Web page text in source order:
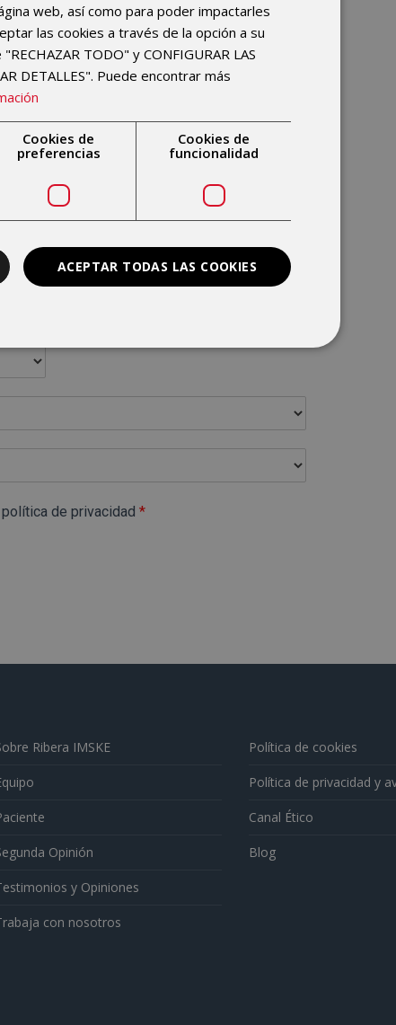
Deportiva
política de privacidad *
Ribera IMSKE
Opinión
y Opiniones
con nosotros
Política de cookies
Política de privacidad y
Canal Ético
Blog
web, así como para poder impactarles
las cookies a través de la opción a su
TODO" y CONFIGURAR LAS
DETALLES". Puede encontrar más
Cookies de
preferencias
Cookies de
funcionalidad
ACEPTAR TODAS LAS COOKIES